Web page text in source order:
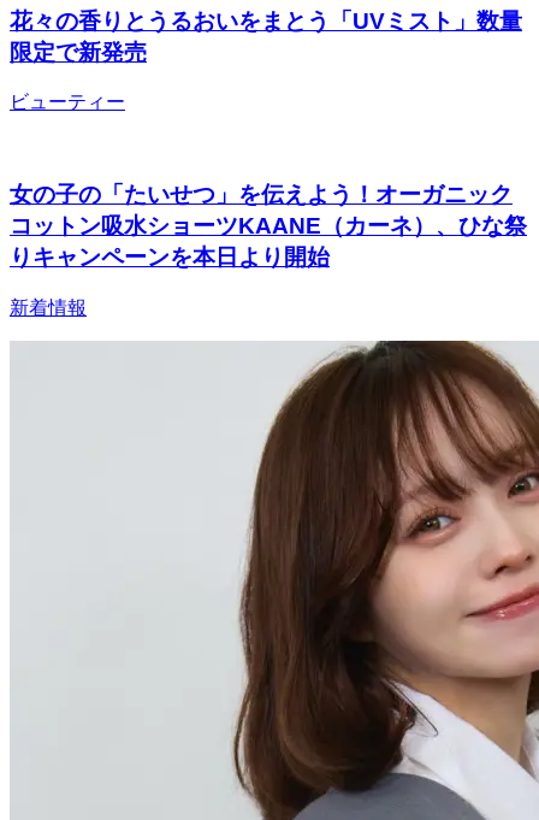
花々の香りとうるおいをまとう「UVミスト」数量
限定で新発売
ビューティー
女の子の「たいせつ」を伝えよう！オーガニック
コットン吸水ショーツKAANE（カーネ）、ひな祭
りキャンペーンを本日より開始
新着情報